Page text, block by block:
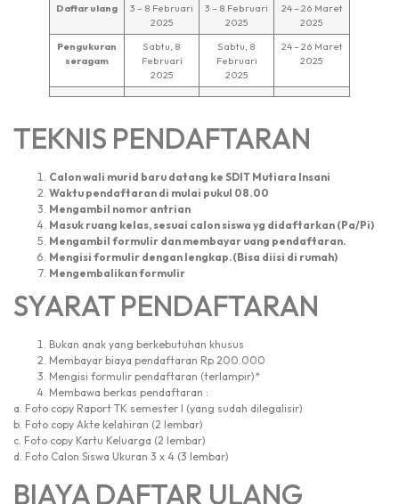
Daftar ulang
3 – 8 Februari
2025
3 – 8 Februari
2025
24 – 26 Maret
2025
Pengukuran
seragam
Sabtu, 8
Februari
2025
Sabtu, 8
Februari
2025
24 – 26 Maret
2025
TEKNIS PENDAFTARAN
Calon wali murid baru datang ke SDIT Mutiara Insani
Waktu pendaftaran di mulai pukul 08.00
Mengambil nomor antrian
Masuk ruang kelas, sesuai calon siswa yg didaftarkan (Pa/Pi)
Mengambil formulir dan membayar uang pendaftaran.
Mengisi formulir dengan lengkap.(Bisa diisi di rumah)
Mengembalikan formulir
SYARAT PENDAFTARAN
Bukan anak yang berkebutuhan khusus
Membayar biaya pendaftaran Rp 200.000
Mengisi formulir pendaftaran (terlampir)*
Membawa berkas pendaftaran :
a. Foto copy Raport TK semester I (yang sudah dilegalisir)
b. Foto copy Akte kelahiran (2 lembar)
c. Foto copy Kartu Keluarga (2 lembar)
d. Foto Calon Siswa Ukuran 3 x 4 (3 lembar)
BIAYA DAFTAR ULANG